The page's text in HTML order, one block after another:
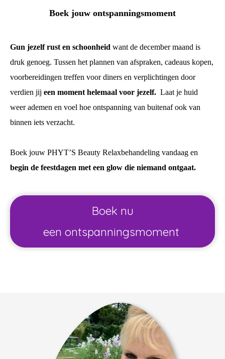
Boek jouw ontspanningsmoment
Gun jezelf rust en schoonheid want de december maand is
druk genoeg. Tussen het plannen van afspraken, cadeaus kopen,
voorbereidingen treffen voor diners en verplichtingen door
verdien jij een moment helemaal voor jezelf. Laat je huid
weer ademen en voel hoe ontspanning van buitenaf ook van
binnen iets verzacht.
Boek jouw PHYT’S Beauty Relaxbehandeling vandaag en
begin de feestdagen met een glow die niemand ontgaat.
Boek nu
een ontspanningsmoment